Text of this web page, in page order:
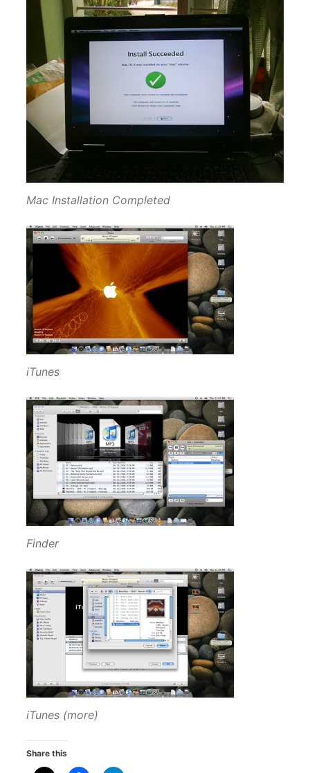
Mac Installation Completed
iTunes
Finder
iTunes (more)
Share this